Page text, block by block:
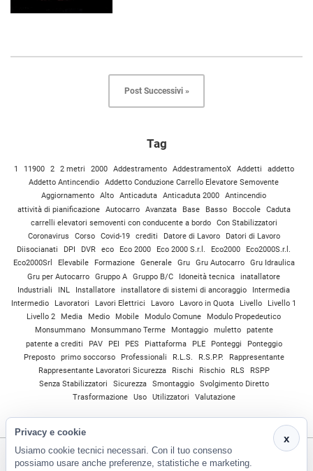
Post Successivi »
Tag
1 11900 2 2 metri 2000 Addestramento AddestramentoX Addetti
addetto
Addetto Antincendio
Addetto Conduzione Carrello Elevatore Semovente
Aggiornamento
Alto Anticaduta Anticaduta 2000
Antincendio
attività di pianificazione
Autocarro Avanzata Base Basso Boccole
Caduta
carrelli elevatori semoventi con conducente a bordo
Con Stabilizzatori
Coronavirus
Corso Covid-19 crediti Datore di Lavoro
Datori di Lavoro
Diisocianati
DPI DVR eco Eco 2000 Eco 2000 S.r.l. Eco2000
Eco2000S.r.l.
Eco2000Srl
Elevabile Formazione Generale Gru Gru Autocarro
Gru Idraulica
Gru per Autocarro
Gruppo A Gruppo B/C Idoneità tecnica
inatallatore
Industriali
INL Installatore installatore di sistemi di ancoraggio
Intermedia
Intermedio
Lavoratori Lavori Elettrici Lavoro Lavoro in Quota Livello
Livello 1
Livello 2
Media Medio Mobile Modulo Comune
Modulo Propedeutico
Monsummano
Monsummano Terme Montaggio muletto
patente
patente a crediti
PAV PEI PES Piattaforma PLE Ponteggi
Ponteggio
Preposto
primo soccorso Professionali R.L.S. R.S.P.P.
Rappresentante
Rappresentante Lavoratori Sicurezza
Rischi Rischio RLS
RSPP
Senza Stabilizzatori
Sicurezza Smontaggio
Svolgimento Diretto
Trasformazione
Uso Utilizzatori Valutazione
x
Privacy e cookie
Usiamo cookie tecnici necessari. Con il tuo consenso
possiamo usare anche preferenze, statistiche e marketing.